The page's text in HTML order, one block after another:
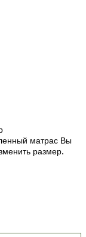
матрас Вы
размер.